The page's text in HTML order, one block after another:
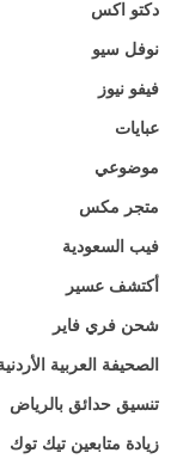
دكتو اكس
نوفل سيو
فيفو نيوز
عبايات
موضوعي
متجر مكس
فيب السعودية
أكتشف عسير
شحن فري فاير
الصحيفة العربية
تنسيق حدائق بالرياض
زيادة متابعين تيك توك